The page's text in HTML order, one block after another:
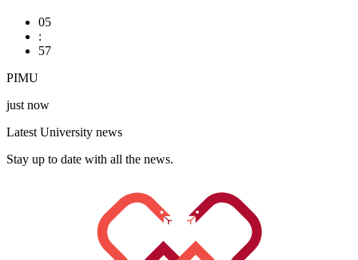
05
:
57
PIMU
just now
Latest University news
Stay up to date with all the news.